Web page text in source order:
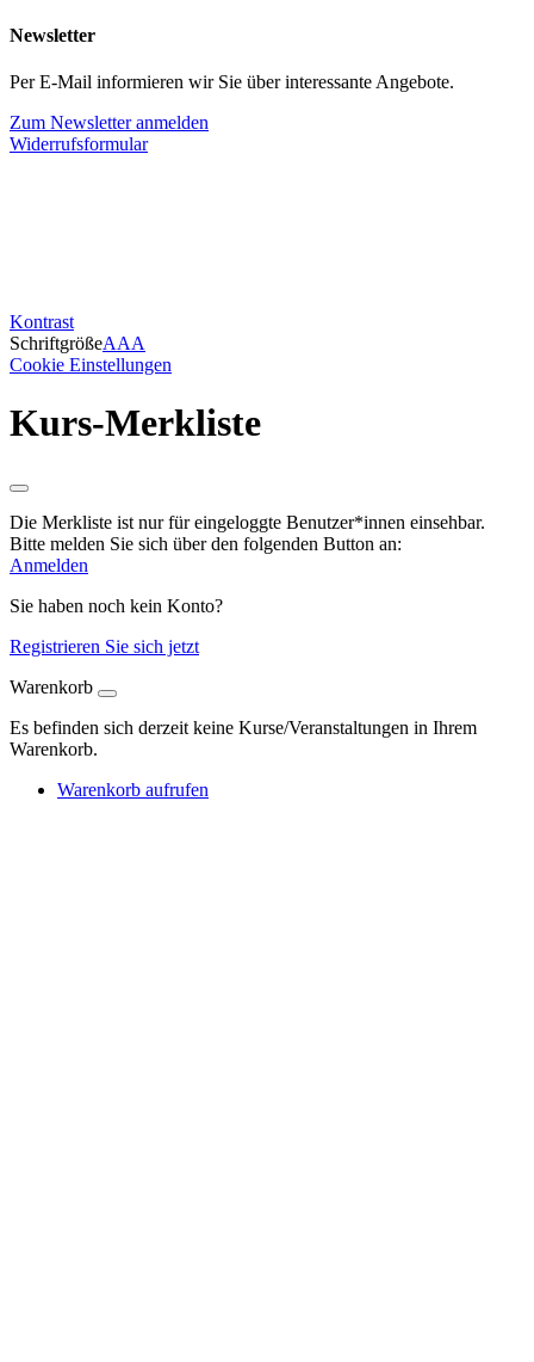
Newsletter
Per E-Mail informieren wir Sie über interessante Angebote.
Zum Newsletter anmelden
Widerrufsformular
Kontrast
SchriftgrößeAAA
Cookie Einstellungen
Kurs-Merkliste
Die Merkliste ist nur für eingeloggte Benutzer*innen einsehbar.
Bitte melden Sie sich über den folgenden Button an:
Anmelden
Sie haben noch kein Konto?
Registrieren Sie sich jetzt
Warenkorb
Es befinden sich derzeit keine Kurse/Veranstaltungen in Ihrem
Warenkorb.
Warenkorb aufrufen